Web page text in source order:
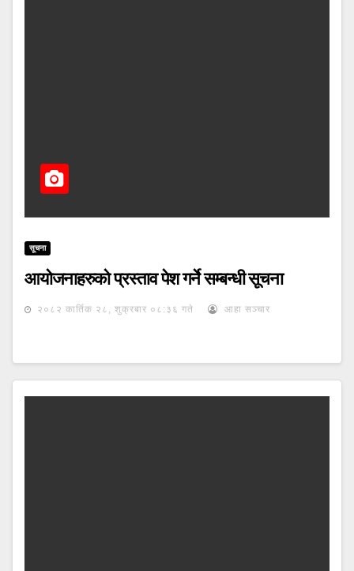
सूचना
आयोजनाहरुको प्रस्ताव पेश गर्ने सम्बन्धी सूचना
२०८२ कार्तिक २८, शुक्रबार ०८:३६ गते आहा सञ्चार